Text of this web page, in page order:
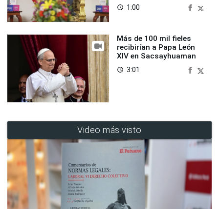
access_time 1:00
Más de 100 mil fieles
recibirían a Papa León
XIV en Sacsayhuaman
access_time 3:01
Video más visto